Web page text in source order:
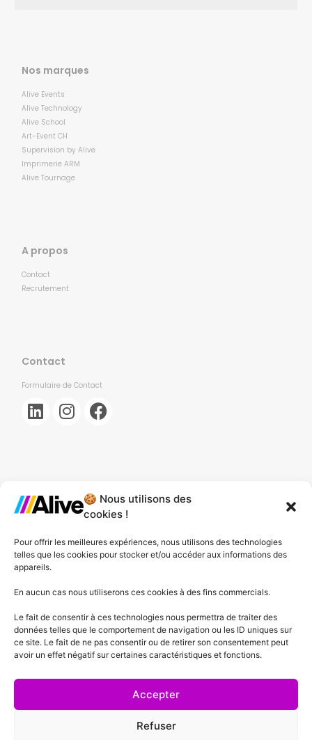
🍪 Nous utilisons des
cookies !
Pour offrir les meilleures expériences, nous utilisons des technologies
telles que les cookies pour stocker et/ou accéder aux informations des
appareils.
En aucun cas nous utiliserons ces cookies à des fins commercials.
Le fait de consentir à ces technologies nous permettra de traiter des
données telles que le comportement de navigation ou les ID uniques sur
ce site. Le fait de ne pas consentir ou de retirer son consentement peut
avoir un effet négatif sur certaines caractéristiques et fonctions.
Accepter
Refuser
Nos marques
Alive Events
Alive Technology
Alive School
Art-Event CH
Supervision by Alive
Imprimerie ARM
Alive Tournage
A propos
Contact
Recrutement
Contact
Formulaire de Contact
Agence de Lille
Agence de Plessis-Pâté
Agence d'Angers
Agence de Lyon
Agence de Cannes